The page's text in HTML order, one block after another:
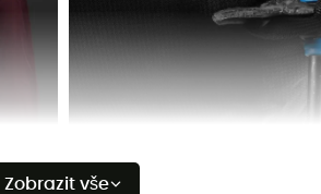
Zobrazit vše